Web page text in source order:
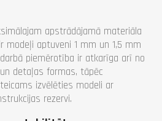
apstrādājamā materiāla
modeļi aptuveni 1 mm un 1,5 mm
piemērotība ir atkarīga arī no
detaļas formas, tāpēc
izvēlēties modeli ar
rezervi.